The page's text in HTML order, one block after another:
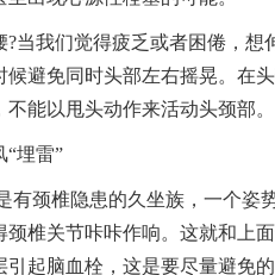
?当我们觉得疲乏或者困倦，
候避免同时头部左右摇晃。在
能以甩头动作来活动头颈部。
“埋雷”
有颈椎隐患的久坐族，一个姿
颈椎关节咔咔作响。这就和上
起脑血栓，这是要尽量避免的